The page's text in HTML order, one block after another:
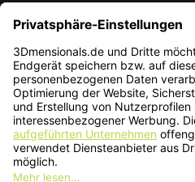
* Alle Preise in EUR inkl. gesetzl.
Änderungen und Irrtümer
© 2026 3Dmensionals / PONTIALIS